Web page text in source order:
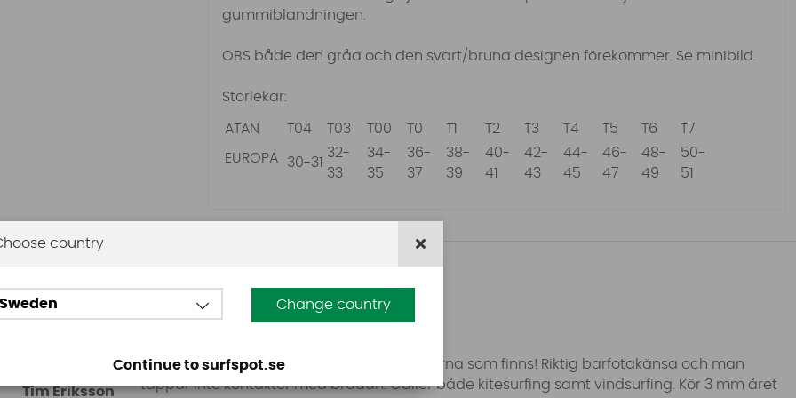
gummiblandningen.
OBS både den gråa och den svart/bruna designen förekommer. Se minibild.
Storlekar:
ATAN T04 T03 T00 T0 T1 T2 T3 T4 T5 T6 T7
EUROPA 30-31
32-
33
34-
35
36-
37
38-
39
40-
41
42-
43
44-
45
46-
47
48-
49
50-
51
Tim Eriksson
Överlägset varmaste och bekvämaste skorna som finns! Riktig barfotakänsa och man
tappar inte kontakter med brädan. Gäller både kitesurfing samt vindsurfing. Kör 3 mm året
country
Sweden Change country
Continue to surfspot.se